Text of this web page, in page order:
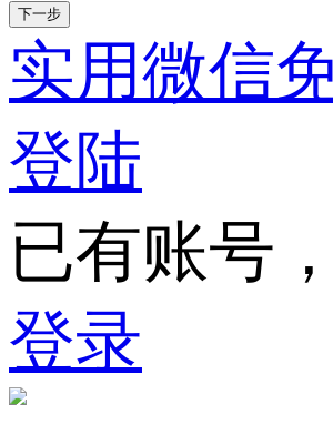
下一步
实用微信
登陆
已有账号，
登录